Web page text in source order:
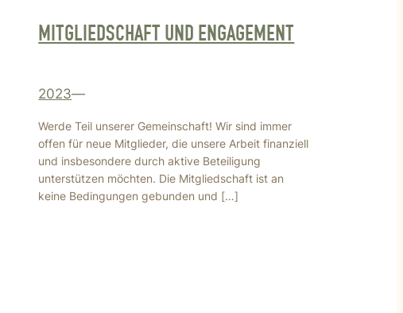
MITGLIEDSCHAFT UND ENGAGEMENT
2023—
Werde Teil unserer Gemeinschaft! Wir sind immer
offen für neue Mitglieder, die unsere Arbeit finanziell
und insbesondere durch aktive Beteiligung
unterstützen möchten. Die Mitgliedschaft ist an
keine Bedingungen gebunden und […]